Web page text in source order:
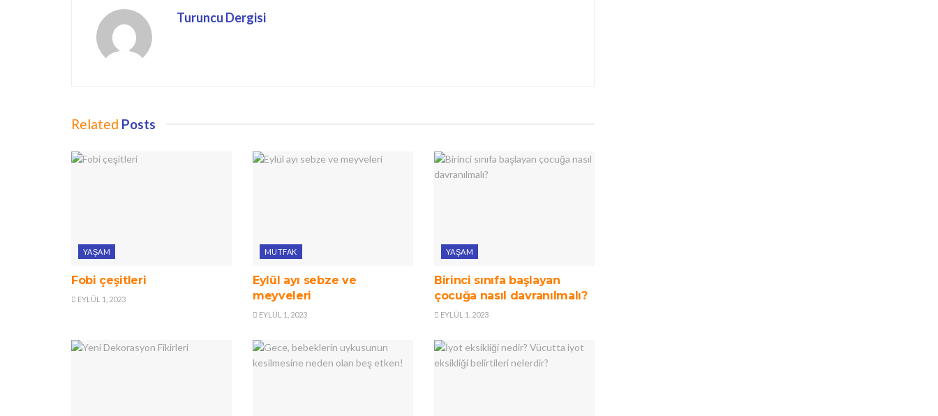
Turuncu Dergisi
Related Posts
YAŞAM
Fobi çeşitleri
EYLÜL 1, 2023
MUTFAK
Eylül ayı sebze ve
meyveleri
EYLÜL 1, 2023
YAŞAM
Birinci sınıfa başlayan
çocuğa nasıl davranılmalı?
EYLÜL 1, 2023